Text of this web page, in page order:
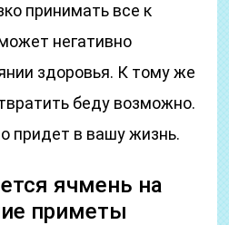
принимать все к
негативно
здоровья. К тому же
беду возможно.
придет в вашу жизнь.
ячмень на
приметы